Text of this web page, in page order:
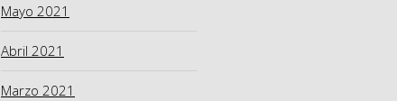
Mayo 2021
Abril 2021
Marzo 2021